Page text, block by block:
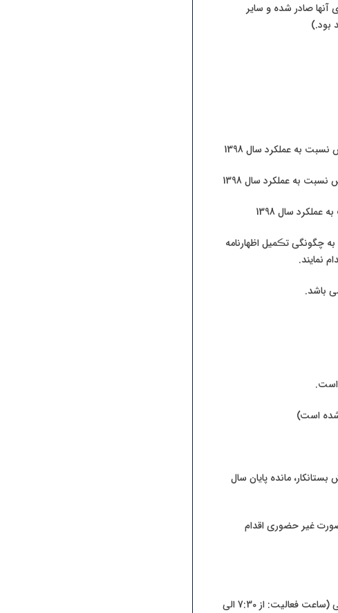
و برگ قطعی برای آنها صادر شده و سایر
اشتباه و با توجه به اینکه مسئولین این 3 دفتر نسبت به چگونگی تڪمیل اظهارنامه
نمایند.
است.
شده است)
ابتدای سال 99، گردش بدهکار، گردش بستانکار، مانده پایان سال
غیر حضوری اقدام
☑️خیابان پاسداران، روبروی تأمین اجتماعی، باهنر غربی پلاک 17 دفتر پیشخوان دولت آقای چمنی (ساعت فعالیت: از 7:30 الی